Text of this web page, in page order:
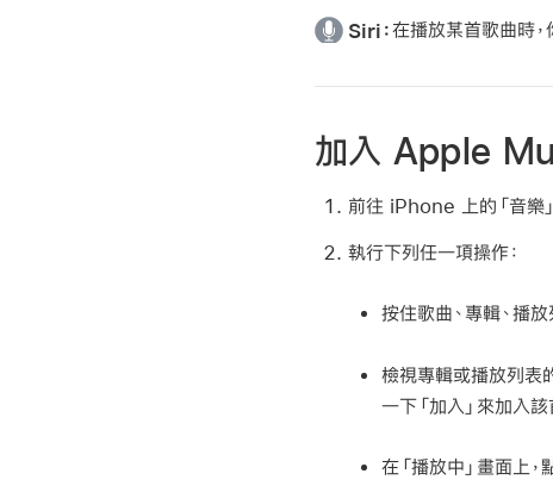
Siri：在播放某首歌曲時，
加入 Apple
前往 iPhone 上的「音樂
執行下列任一項操作：
按住歌曲、專輯、播放
檢視專輯或播放列表
一下「加入」來加入該
在「播放中」畫面上，